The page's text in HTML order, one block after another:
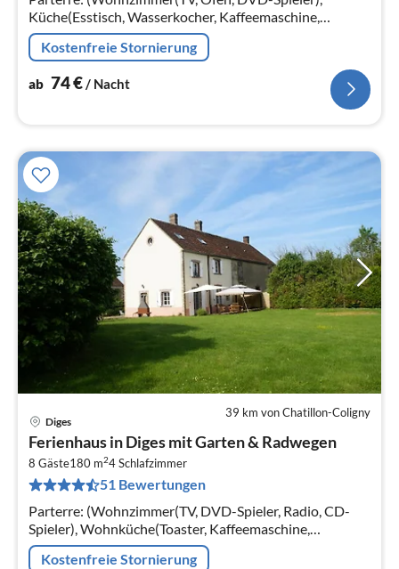
Küche(Esstisch, Wasserkocher, Kaffeemaschine,
Backofen, Mikrowelle, Spülmaschine,
Kühl-/Gefrierkombination), Schlafzimmer(Doppelbett)
Kostenfreie Stornierung
ab 74€/ Nacht
39 km von Chatillon-Coligny
Diges
Ferienhaus in Diges mit Garten & Radwegen
8 Gäste180 m24Schlafzimmer
51 Bewertungen
Parterre: (Wohnzimmer(TV, DVD-Spieler, Radio, CD-
Spieler), Wohnküche(Toaster, Kaffeemaschine,
Backofen, Mikrowelle, Spülmaschine,
Kostenfreie Stornierung